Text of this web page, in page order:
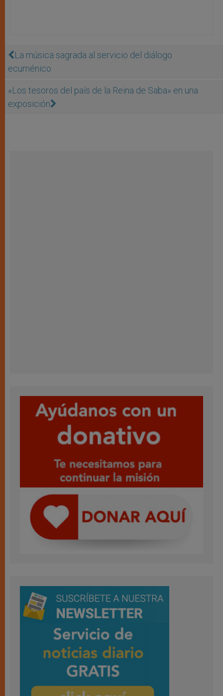
La música sagrada al servicio del diálogo
ecuménico
«Los tesoros del país de la Reina de Saba» en una
exposición